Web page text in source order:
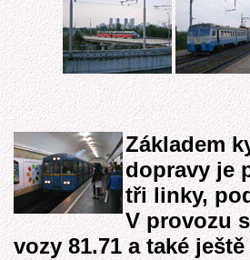
Základem
dopravy je
tři linky,
V provozu
vozy 81.71 a také